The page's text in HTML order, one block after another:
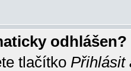
odhlášen?
tlačítko Přihlásit